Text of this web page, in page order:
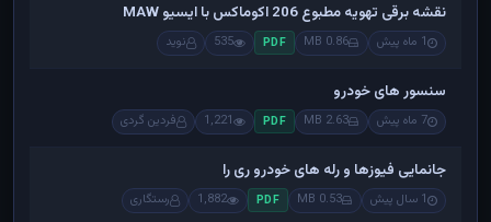
نقشه برقی تهویه مطبوع 206 اکوماکس با ایسیو MAW
1 ماه پیش 0.86 MB
PDF
535 نوید
سنسور های خودرو
7 ماه پیش 2.63 MB
PDF
1,221 فردین گردی
جانمایی فیوزها و رله های خودرو ری را
1 سال پیش 0.53 MB
PDF
1,882 رستگاری